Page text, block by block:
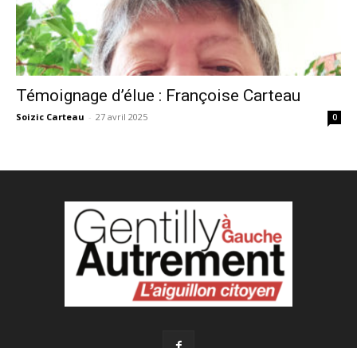
Témoignage d’élue : Françoise Carteau
Soizic Carteau - 27 avril 2025 0